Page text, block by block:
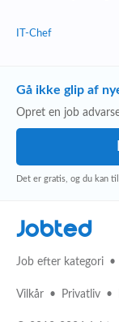
IT-Chef
Gå ikke glip af
Opret en job
Det er gratis, og du kan
Jobted
Job efter kategori
Vilkår Privatliv